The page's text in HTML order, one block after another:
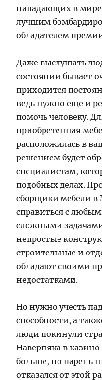
нападающих в
лучшим
обладателем
Даже выслушать
состоянии бывает
приходится
ведь нужно еще и
помочь человеку.
приобретенная
расположилась в
решением будет
специалистам,
подобных делах.
сборщики мебели в
справиться с
сложными задачами
непростые
строительные и
обладают своими
недостатками.
Но нужно учесть
способности, а
люди покинули
Наверняка в казино
больше, но парень
отказался от этой